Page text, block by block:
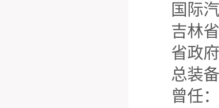
国际
吉林
省政
总装
曾任：